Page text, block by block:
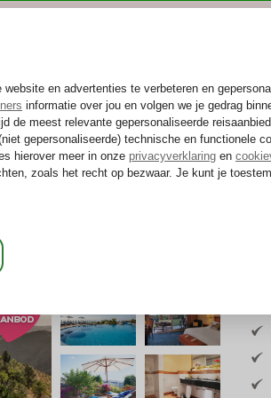
ZOMER 2026 WINTERZON
accommodaties Weg van de drukte